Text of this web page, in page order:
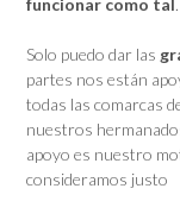
funcionar como tal.
Solo puedo dar las
partes nos están
todas las comarcas
nuestros
apoyo es nuestro
consideramos justo